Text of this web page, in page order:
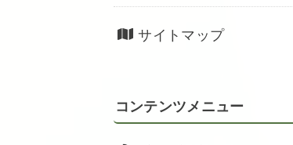
サイトマップ
コンテンツメニュー